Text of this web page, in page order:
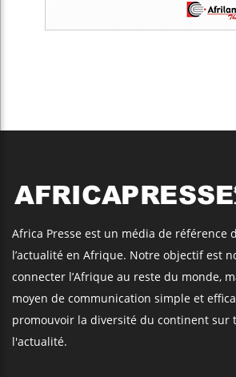
Africa Presse est un média de référence
l’actualité en Afrique. Notre objectif est
connecter l’Afrique au reste du monde,
moyen de communication simple et
promouvoir la diversité du continent sur
l'actualité.